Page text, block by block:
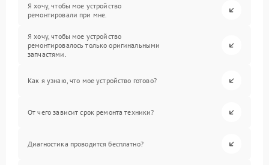
Я хочу, чтобы мое устройство
ремонтировали при мне.
Я хочу, чтобы мое устройство
ремонтировалось только оригинальными
запчастями.
Как я узнаю, что мое устройство готово?
От чего зависит срок ремонта техники?
Диагностика проводится бесплатно?